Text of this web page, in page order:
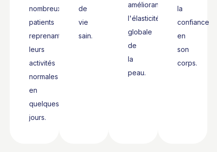
nombreux
patients
reprenant
leurs
activités
normales
en
quelques
jours.
de
vie
sain.
améliorant
l'élasticité
globale
de
la
peau.
la
confiance
en
son
corps.